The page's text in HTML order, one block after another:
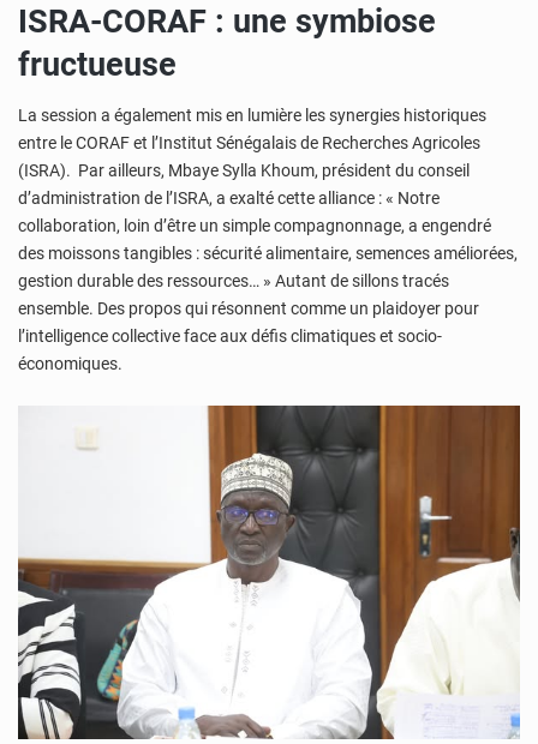
ISRA-CORAF : une symbiose
fructueuse
La session a également mis en lumière les synergies historiques
entre le CORAF et l’Institut Sénégalais de Recherches Agricoles
(ISRA). Par ailleurs, Mbaye Sylla Khoum, président du conseil
d’administration de l’ISRA, a exalté cette alliance : « Notre
collaboration, loin d’être un simple compagnonnage, a engendré
des moissons tangibles : sécurité alimentaire, semences améliorées,
gestion durable des ressources… » Autant de sillons tracés
ensemble. Des propos qui résonnent comme un plaidoyer pour
l’intelligence collective face aux défis climatiques et socio-
économiques.